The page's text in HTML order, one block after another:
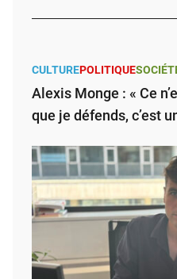
CULTUREPOLITIQUE
Alexis Monge : « Ce
que je défends, c’est